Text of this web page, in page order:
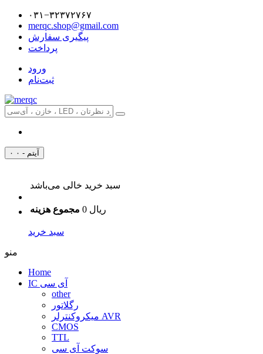
۰۳۱−۳۲۳۷۲۷۶۷
merqc.shop@gmail.com
پیگیری سفارش
پرداخت
ورود
ثبت‌نام
۰ آیتم - ۰
سبد خرید خالی می‌باشد
مجموع هزینه 0 ریال
سبد خرید
منو
Home
IC آی سی
other
رگلاتور
میکروکنترلر AVR
CMOS
TTL
سوکت آی سی